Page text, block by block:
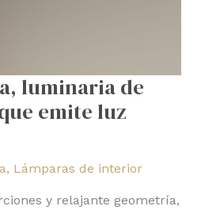
luminaria de
emite luz
, Lámparas de interior
y relajante geometría,